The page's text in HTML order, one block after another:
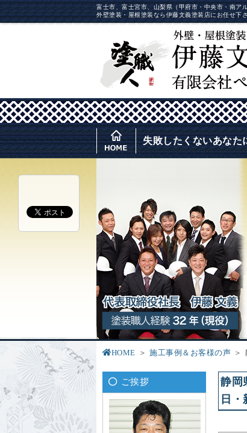
富士市、富士宮市、山梨県（甲府市・中央市・南ア
外壁塗装・屋根塗装なら伊藤文義塗装店にお任せ下
失敗したくないあな
HOME 施工事例＆お客様の声
ご挨拶
静
日・